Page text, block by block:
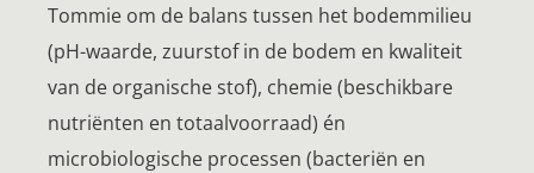
Tommie om de balans tussen het bodemmilieu
(pH-waarde, zuurstof in de bodem en kwaliteit
van de organische stof), chemie (beschikbare
nutriënten en totaalvoorraad) én
microbiologische processen (bacteriën en